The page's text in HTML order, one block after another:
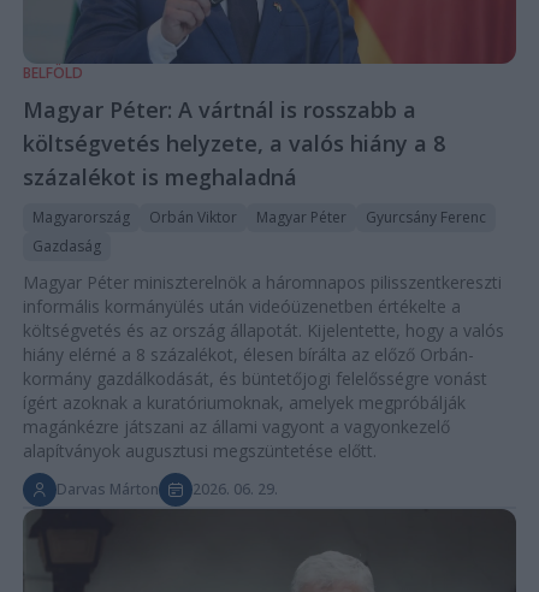
BELFÖLD
Magyar Péter: A vártnál is rosszabb a
költségvetés helyzete, a valós hiány a 8
százalékot is meghaladná
Magyarország Orbán Viktor Magyar Péter
Gyurcsány Ferenc
Gazdaság
Magyar Péter miniszterelnök a háromnapos pilisszentkereszti
informális kormányülés után videóüzenetben értékelte a
költségvetés és az ország állapotát. Kijelentette, hogy a valós
hiány elérné a 8 százalékot, élesen bírálta az előző Orbán-
kormány gazdálkodását, és büntetőjogi felelősségre vonást
ígért azoknak a kuratóriumoknak, amelyek megpróbálják
magánkézre játszani az állami vagyont a vagyonkezelő
alapítványok augusztusi megszüntetése előtt.
Darvas Márton 2026. 06. 29.